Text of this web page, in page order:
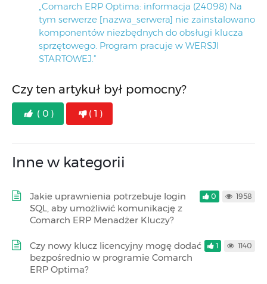
„Comarch ERP Optima: informacja (24098) Na
tym serwerze [nazwa_serwera] nie zainstalowano
komponentów niezbędnych do obsługi klucza
sprzętowego. Program pracuje w WERSJI
STARTOWEJ.”
Czy ten artykuł był pomocny?
( 0 ) ( 1 )
Inne w kategorii
Jakie uprawnienia potrzebuje login
SQL, aby umożliwić komunikację z
Comarch ERP Menadżer Kluczy?
0 1958
Czy nowy klucz licencyjny mogę dodać
bezpośrednio w programie Comarch
ERP Optima?
1 1140